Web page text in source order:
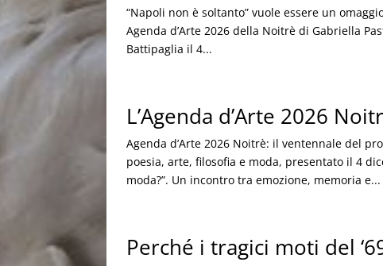
“Napoli non è soltanto” vuole essere un
Agenda d’Arte 2026 della Noitrè di Gabriella
Battipaglia il 4...
L’Agenda d’Arte 2026
Agenda d’Arte 2026 Noitrè: il ventennale del
poesia, arte, filosofia e moda, presentato il 4
moda?”. Un incontro tra emozione, memoria e...
Perché i tragici moti del